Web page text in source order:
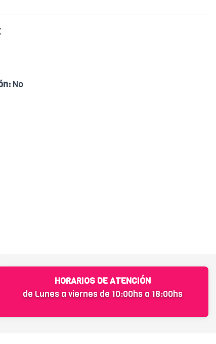
No
HORARIOS DE ATENCIÓN
de Lunes a viernes de 10:00hs a 18:00hs